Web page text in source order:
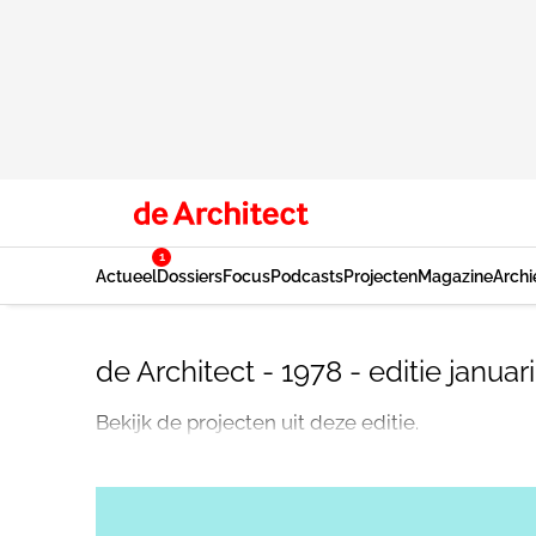
Actueel
1
DossiersFocusPodcastsProjectenMagazine
de Architect - 1978 - editie januari
Bekijk de projecten uit deze editie.